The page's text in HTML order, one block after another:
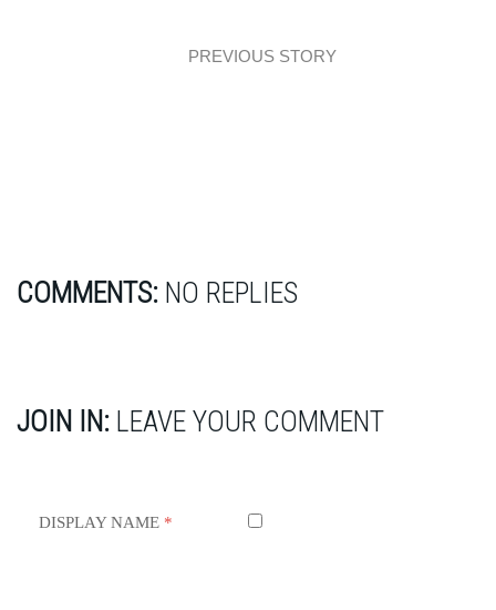
PREVIOUS STORY
COMMENTS: NO REPLIES
JOIN IN: LEAVE YOUR COMMENT
DISPLAY NAME *